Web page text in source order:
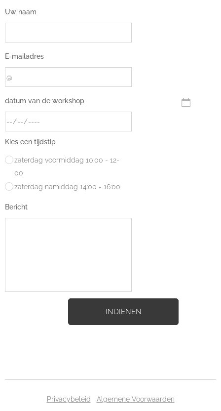
Uw naam
E-mailadres
datum van de workshop
Kies een tijdstip
zaterdag voormiddag 10:00 - 12-
00
zaterdag namiddag 14:00 - 16:00
Bericht
INDIENEN
Privacybeleid Algemene Voorwaarden